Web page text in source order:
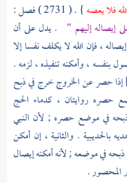
فلا يعصه
} . ( 2731 ) فصل :
إيصاله إليهم " . يدل على أن
، فإن الله لا يكلف نفسا إلا
بنفسه ، وأمكنه تنفيذه ، لزمه .
إذا حصر عن الخروج خرج في ذبح
حصره روايتان ، كدماء الحج
في موضع حصره ; لأن النبي
بالحديبية . والثانية ، إن أمكن
ذبحه في موضعه ; لأنه أمكنه إيصال
المحصور .